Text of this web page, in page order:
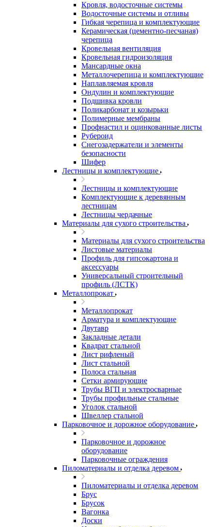
Кровля, водосточные системы
Водосточные системы и отливы
Гибкая черепица и комплектующие
Керамическая (цементно-песчаная)
черепица
Кровельная вентиляция
Кровельная гидроизоляция
Мансардные окна
Металлочерепица и комплектующие
Наплавляемая кровля
Ондулин и комплектующие
Подшивка кровли
Поликарбонат и козырьки
Полимерные мембраны
Профнастил и оцинкованные листы
Рубероид
Снегозадержатели и элементы
безопасности
Шифер
Лестницы и комплектующие
Лестницы и комплектующие
Комплектующие к деревянным
лестницам
Лестницы чердачные
Материалы для сухого строительства
Материалы для сухого строительства
Листовые материалы
Профиль для гипсокартона и
аксессуары
Универсальный строительный
профиль (ЛСТК)
Металлопрокат
Металлопрокат
Арматура и комплектующие
Двутавр
Закладные детали
Квадрат стальной
Лист рифленый
Лист стальной
Полоса стальная
Сетки армирующие
Трубы ВГП и электросварные
Трубы профильные стальные
Уголок стальной
Швеллер стальной
Парковочное и дорожное оборудование
Парковочное и дорожное
оборудование
Парковочные ограждения
Пиломатериалы и отделка деревом
Пиломатериалы и отделка деревом
Брус
Брусок
Вагонка
Доски